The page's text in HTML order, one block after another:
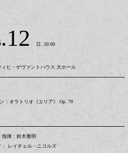
.12 日. 20:00
ヒ・ゲヴァントハウス 大ホール
：オラトリオ《エリア》 Op. 70
指揮：鈴木雅明
： レイチェル・ニコルズ